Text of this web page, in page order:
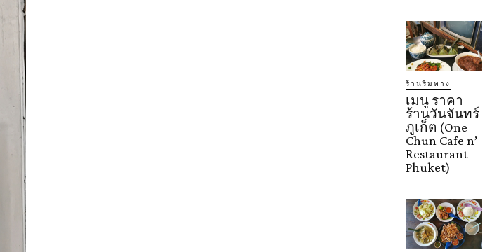
ร้านริมทาง
เมนู ราคา
ร้านวันจันทร์
ภูเก็ต (One
Chun Cafe n’
Restaurant
Phuket)